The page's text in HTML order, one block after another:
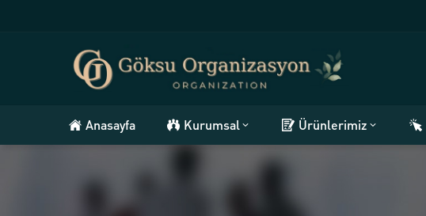
Anasayfa Kurumsal Ürünlerimiz